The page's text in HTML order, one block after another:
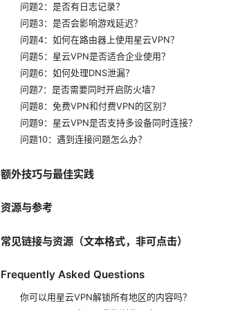
问题2：是否有日志记录？
问题3：是否会影响游戏延迟？
问题4：如何在路由器上使用星云VPN？
问题5：星云VPN是否适合企业使用？
问题6：如何处理DNS泄漏？
问题7：是否需要同时开启防火墙？
问题8：免费VPN和付费VPN的区别？
问题9：星云VPN是否支持多设备同时连接？
问题10：遇到连接问题怎么办？
额外技巧与最佳实践
资源与参考
常见链接与资源（文本格式，非可点击）
Frequently Asked Questions
你可以用星云VPN解锁所有地区的内容吗？